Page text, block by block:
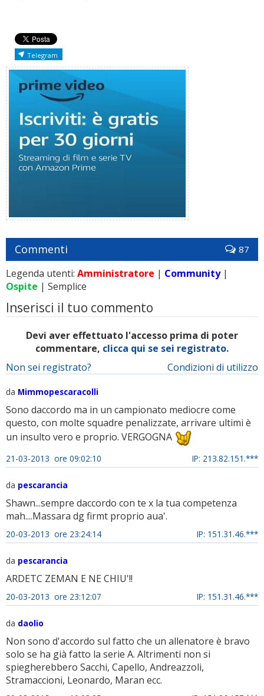
Telegram
Commenti 87
Legenda utenti: Amministratore | Community|
Ospite | Semplice
Inserisci il tuo commento
Devi aver effettuato l'accesso prima di poter
commentare, clicca qui se sei registrato.
Condizioni di utilizzo
Non sei registrato?
da Mimmopescaracolli
Sono daccordo ma in un campionato mediocre come
questo, con molte squadre penalizzate, arrivare ultimi è
un insulto vero e proprio. VERGOGNA
21-03-2013 ore 09:02:10 IP: 213.82.151.***
da pescarancia
Shawn...sempre daccordo con te x la tua competenza
mah....Massara dg firmt proprio aua'.
20-03-2013 ore 23:24:14 IP: 151.31.46.***
da pescarancia
ARDETC ZEMAN E NE CHIU'!!
20-03-2013 ore 23:12:07 IP: 151.31.46.***
da daolio
Non sono d'accordo sul fatto che un allenatore è bravo
solo se ha già fatto la serie A. Altrimenti non si
spiegherebbero Sacchi, Capello, Andreazzoli,
Stramaccioni, Leonardo, Maran ecc.